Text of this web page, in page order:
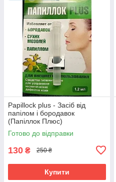
Papillock plus - Засіб від
папілом і бородавок
(Папіллок Плюс)
Готово до відправки
130 ₴ 250 ₴
Купити